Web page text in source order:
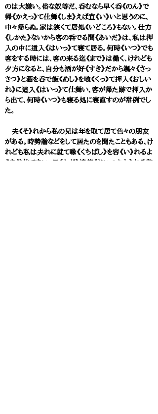
のは大嫌い。俗な奴等だ、呑むなら早く呑《のん》で
帰《かえっ》て仕舞《しま》えば宜《い》いと思うのに、
中々帰らぬ。家は狭くて居処《いどころ》もない。仕方
《しかた》ないから客の呑でる間《あいだ》は、私は押
入の中に這入《はいっ》て寝て居る。何時《いつ》でも
客をする時には、客の来る迄《まで》は働く、けれども
夕方になると、自分も酒が好《すき》だから颯々《さっ
さつ》と酒を呑で飯《めし》を喰《くっ》て押入《おしい
れ》に這入《はいっ》て仕舞い、客が帰た跡で押入か
ら出て、何時《いつ》も寝る処に寝直すのが常例でし
た。
夫《そ》れから私の兄は年を取て居て色々の朋友
がある。時勢論などをして居たのを聞たこともある、け
れども私は夫れに就て喙《くちばし》を容《い》れるよ
うな地位でない。只《ただ》追使《おいつかわ》れる許